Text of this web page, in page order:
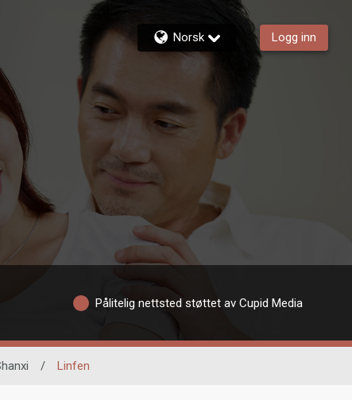
Norsk Logg inn
Pålitelig nettsted støttet av Cupid Media
/ Linfen